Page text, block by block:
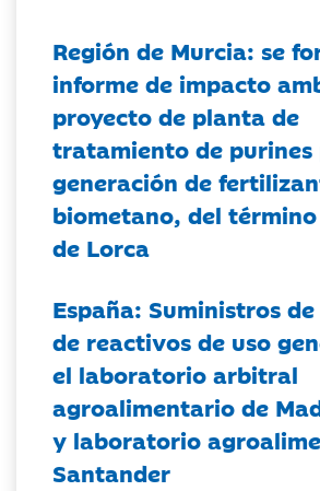
Región de Murcia: se
informe de impacto
proyecto de planta de
tratamiento de purines
generación de
biometano, del
de Lorca
España: Suministros
de reactivos de uso
el laboratorio arbitral
agroalimentario de
y laboratorio
Santander